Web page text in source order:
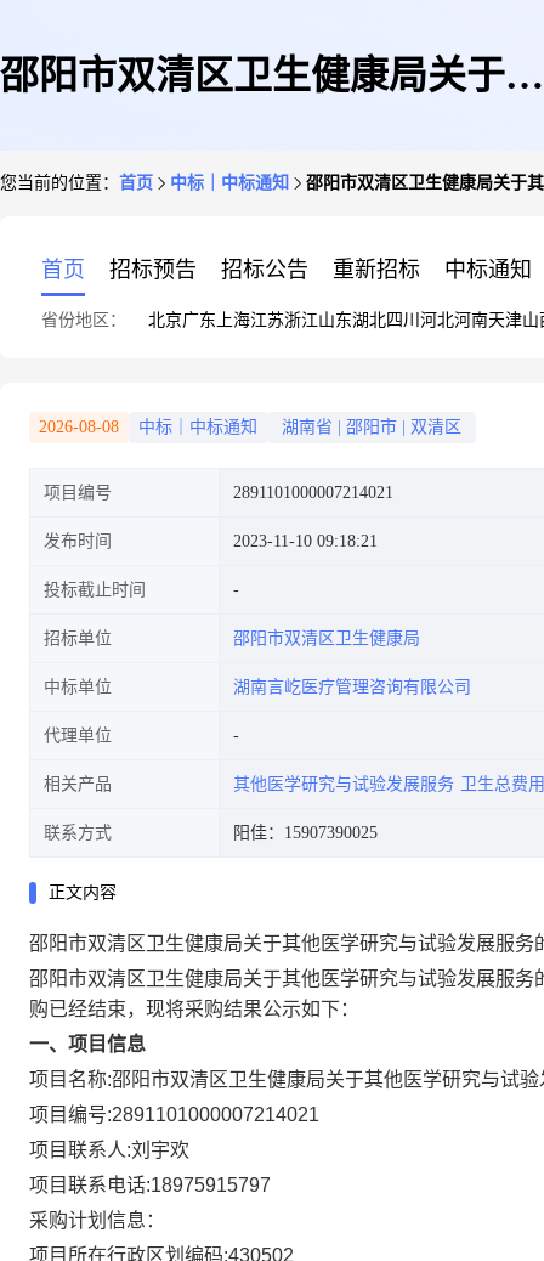
邵阳市双清区卫生健康局关于其
您当前的位置： 首页 中标｜中标通知 邵阳市双清区卫生健康局关于
首页 招标预告 招标公告 重新招标 中标通知
省份地区： 北京广东 上海江苏浙江山东湖北四川 河北河南天津山
2026-08-08 中标｜中标通知 湖南省 邵阳市 双清区
项目编号 2891101000007214021
发布时间 2023-11-10 09:18:21
投标截止时间
招标单位 邵阳市双清区卫生健康局
中标单位 湖南言屹医疗管理咨询有限公司
代理单位
相关产品 其他医学研究与试验发展服务 卫生总费
联系方式 阳佳：15907390025
正文内容
邵阳市双清区卫生健康局关于其他医学研究与试验发展服务
邵阳市双清区卫生健康局关于其他医学研究与试验发展服务
购已经结束，现将采购结果公示如下：
一、项目信息
项目名称:邵阳市双清区卫生健康局关于其他医学研究与试
项目编号:2891101000007214021
项目联系人:刘宇欢
项目联系电话:18975915797
采购计划信息：
项目所在行政区划编码:430502